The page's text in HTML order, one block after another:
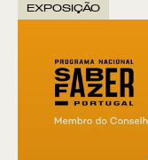
EXPOSIÇÃO